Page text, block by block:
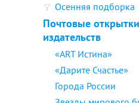
Осенняя подборка
Почтовые
издательств
«ART Истина»
«Дарите Счастье»
Города России